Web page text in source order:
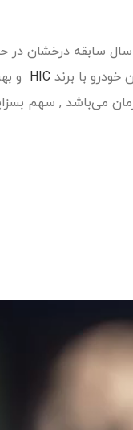
با بیش از 25 سال سابقه
خودرو با برند HIC و
می‌باشد , سهم